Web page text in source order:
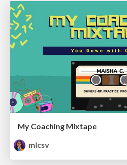
My Coaching Mixtape
mlcsv